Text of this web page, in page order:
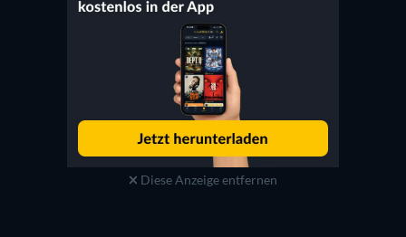
Diese Anzeige entfernen